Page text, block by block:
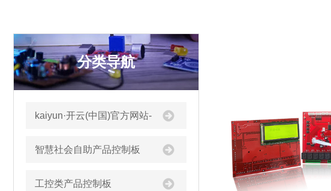
分类导航
kaiyun·开云(中国)官方网站-
kaiyun.com
智慧社会自助产品控制板
工控类产品控制板